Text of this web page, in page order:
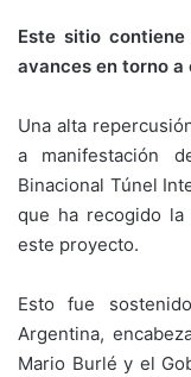
Este sitio
avances en torno
Una alta
a manifestación
Binacional Túnel
que ha recogido la
este proyecto.
Esto fue
Argentina,
Mario Burlé y el